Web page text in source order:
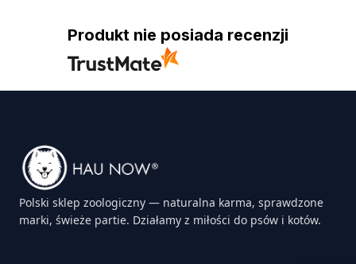
Produkt nie posiada recenzji
Polski sklep zoologiczny — naturalna karma, sprawdzone
marki, świeże partie. Działamy z miłości do psów i kotów.